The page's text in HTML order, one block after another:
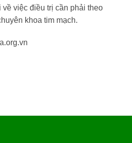
về việc điều trị cần phải theo
khoa tim mạch.